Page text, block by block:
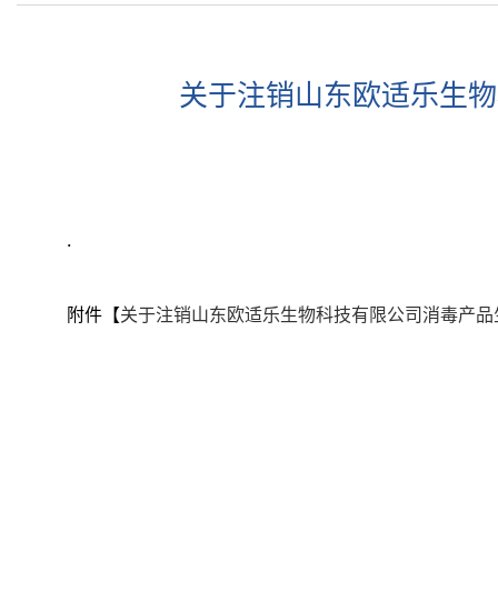
关于注销山东欧适乐生
.
附件【关于注销山东欧适乐生物科技有限公司消毒产